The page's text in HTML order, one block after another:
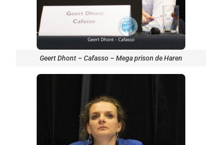
Geert Dhont – Cafasso – Mega prison de Haren